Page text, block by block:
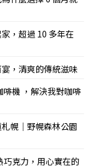
，超過 10 多年在
，清爽的傳統滋味
機 ，解決我對咖啡
幌｜野幌森林公園
克力，用心實在的